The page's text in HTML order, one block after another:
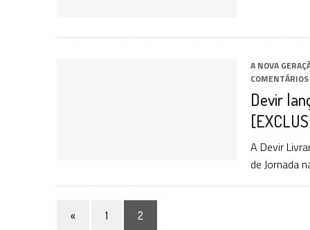
A NOVA
COMENTÁRIOS
Devir
A Devir
de Jornada
« 1 2